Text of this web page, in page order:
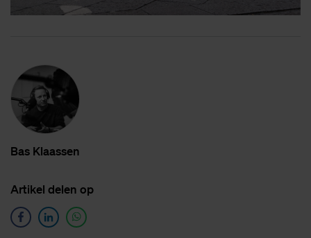
Bas Klaas­sen
Ar­ti­kel de­len op